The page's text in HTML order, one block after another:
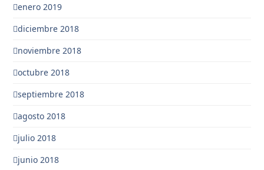
enero 2019
diciembre 2018
noviembre 2018
octubre 2018
septiembre 2018
agosto 2018
julio 2018
junio 2018